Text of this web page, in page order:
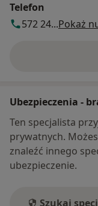
Telefon
572 24...Pokaż
Ubezpieczenia -
Ten specjalista
prywatnych.
znaleźć innego
ubezpieczenie.
Szukaj